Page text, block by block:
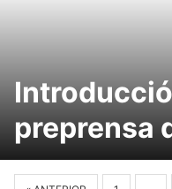
preprensa